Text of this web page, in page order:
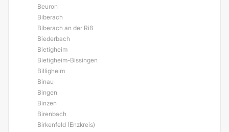
Beuron
Biberach
Biberach an der Riß
Biederbach
Bietigheim
Bietigheim-Bissingen
Billigheim
Binau
Bingen
Binzen
Birenbach
Birkenfeld (Enzkreis)